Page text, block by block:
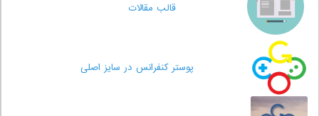
قالب مقالات
پوستر کنفرانس در سایز اصلی